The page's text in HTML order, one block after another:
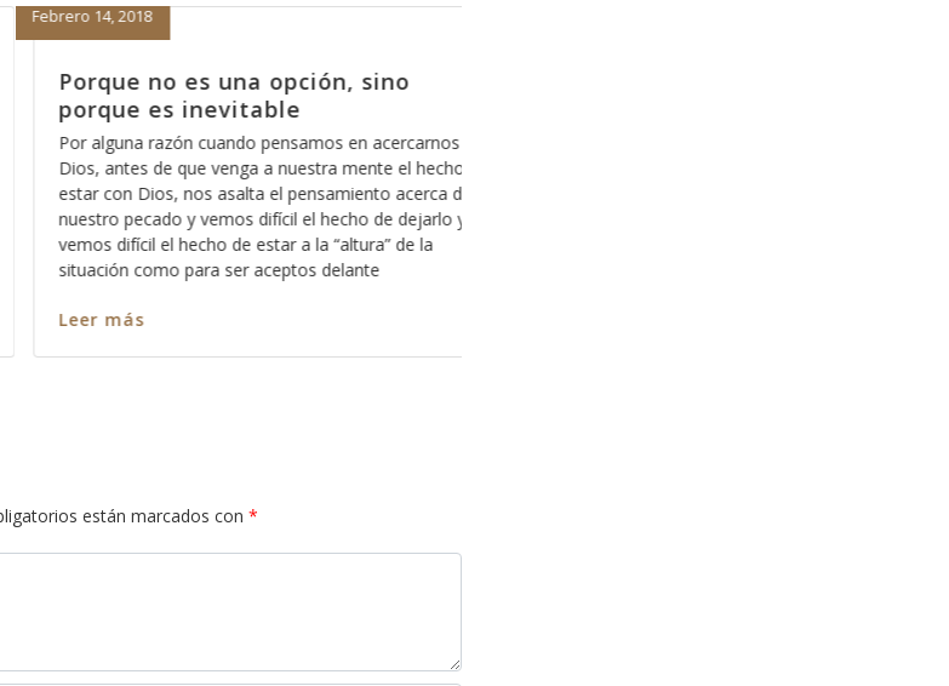
Hagamos el trámite de cambio de
propietario
Enero 30, 2018
No puedo siquiera contar el número de ocasiones que
he escuchado decir que la Biblia es un libro muy difícil
de leer y sabe, ciertamente lo será si lo hacemos con la
intención equivocada, es decir con cualquier otra
intencíon que no sea conocer a Dios para tener una
relación íntima y estrecha con el,
Leer más
están marcados con *